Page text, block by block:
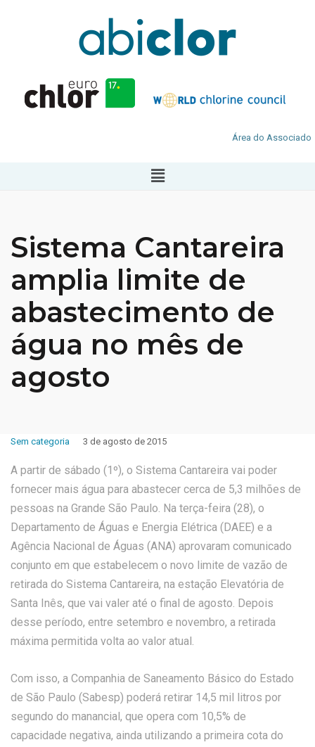
Área do Associado
Sistema Cantareira
amplia limite de
abastecimento de
água no mês de
agosto
Sem categoria 3 de agosto de 2015
A partir de sábado (1º), o Sistema Cantareira vai poder
fornecer mais água para abastecer cerca de 5,3 milhões de
pessoas na Grande São Paulo. Na terça-feira (28), o
Departamento de Águas e Energia Elétrica (DAEE) e a
Agência Nacional de Águas (ANA) aprovaram comunicado
conjunto em que estabelecem o novo limite de vazão de
retirada do Sistema Cantareira, na estação Elevatória de
Santa Inês, que vai valer até o final de agosto. Depois
desse período, entre setembro e novembro, a retirada
máxima permitida volta ao valor atual.
Com isso, a Companhia de Saneamento Básico do Estado
de São Paulo (Sabesp) poderá retirar 14,5 mil litros por
segundo do manancial, que opera com 10,5% de
capacidade negativa, ainda utilizando a primeira cota do